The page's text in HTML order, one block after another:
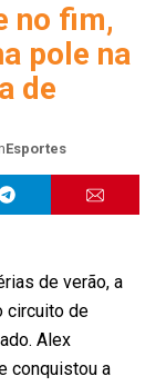
no fim,
pole na
de
Esportes
de verão, a
circuito de
Alex
conquistou a